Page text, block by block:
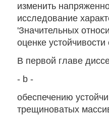
изменить
исследование
'Значительных
оценке
В первой главе
- b -
обеспечению
трещиноватых